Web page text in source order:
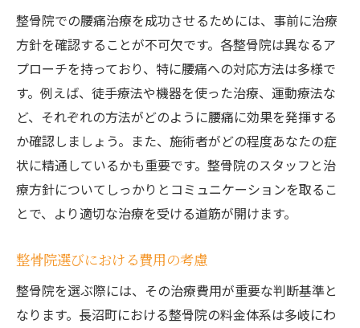
整骨院での腰痛治療を成功させるためには、事前に治療
方針を確認することが不可欠です。各整骨院は異なるア
プローチを持っており、特に腰痛への対応方法は多様で
す。例えば、徒手療法や機器を使った治療、運動療法な
ど、それぞれの方法がどのように腰痛に効果を発揮する
か確認しましょう。また、施術者がどの程度あなたの症
状に精通しているかも重要です。整骨院のスタッフと治
療方針についてしっかりとコミュニケーションを取るこ
とで、より適切な治療を受ける道筋が開けます。
整骨院選びにおける費用の考慮
整骨院を選ぶ際には、その治療費用が重要な判断基準と
なります。長沼町における整骨院の料金体系は多岐にわ